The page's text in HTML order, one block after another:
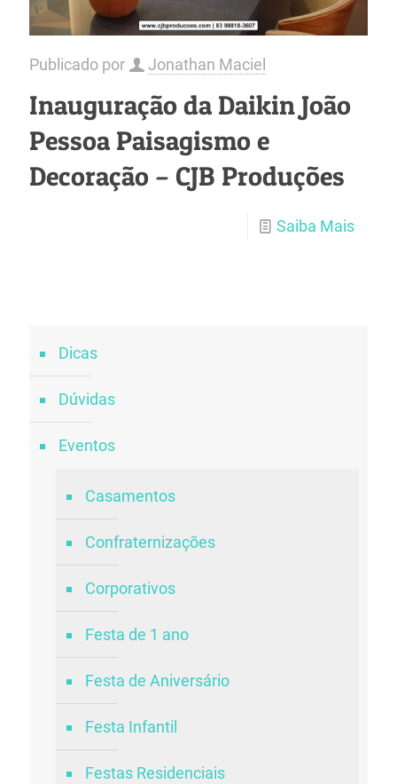
Publicado por Jonathan Maciel
Inauguração da Daikin João
Pessoa Paisagismo e
Decoração – CJB Produções
Saiba Mais
Dicas
Dúvidas
Eventos
Casamentos
Confraternizações
Corporativos
Festa de 1 ano
Festa de Aniversário
Festa Infantil
Festas Residenciais